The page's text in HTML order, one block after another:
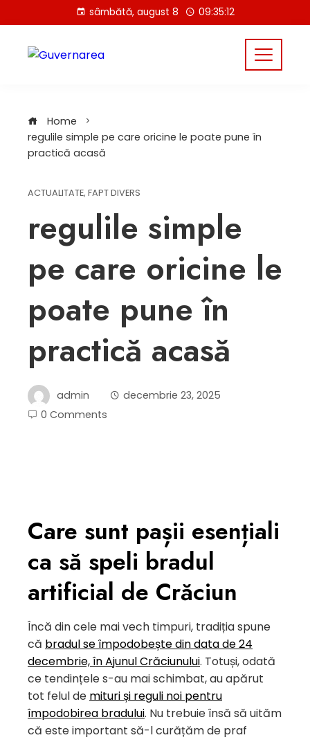
to
content
sâmbătă, august 8 09:35:13
Home
regulile simple pe care oricine le poate pune în
practică acasă
ACTUALITATE, FAPT DIVERS
regulile simple
pe care oricine le
poate pune în
practică acasă
admin
decembrie 23, 2025
0 Comments
Care sunt pașii esențiali
ca să speli bradul
artificial de Crăciun
Încă din cele mai vech timpuri, tradiția spune
că bradul se împodobește din data de 24
decembrie, în Ajunul Crăciunului. Totuși, odată
ce tendințele s-au mai schimbat, au apărut
tot felul de mituri și reguli noi pentru
împodobirea bradului. Nu trebuie însă să uităm
că este important să-l curățăm de praf